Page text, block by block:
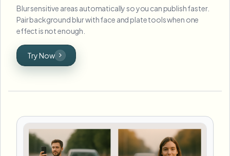
Blur sensitive areas automatically so you can publish faster.
Pair background blur with face and plate tools when one
effect is not enough.
Try Now